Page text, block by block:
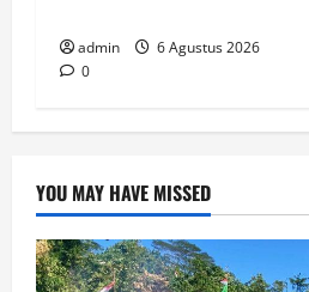
admin
6 Agustus 2026
0
YOU MAY HAVE MISSED